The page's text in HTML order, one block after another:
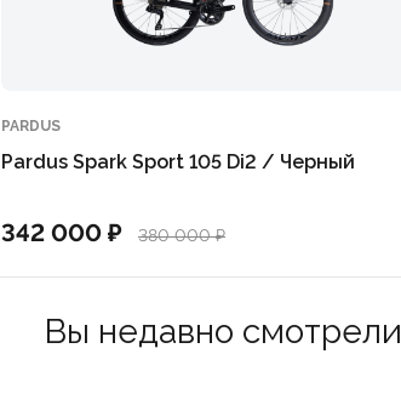
PARDUS
Pardus Spark Sport 105 Di2 / Черный
342 000 ₽ 380 000 ₽
Вы недавно смотрели